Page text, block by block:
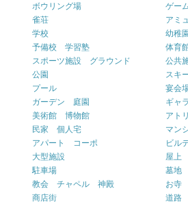
ボウリング場
ゲー
雀荘
アミ
学校
幼稚
予備校 学習塾
体育
スポーツ施設 グラウンド
公共
公園
スキ
プール
宴会
ガーデン 庭園
ギャ
美術館 博物館
アト
民家 個人宅
マン
アパート コーポ
ビル
大型施設
屋上
駐車場
墓地
教会 チャペル 神殿
お寺
商店街
道路